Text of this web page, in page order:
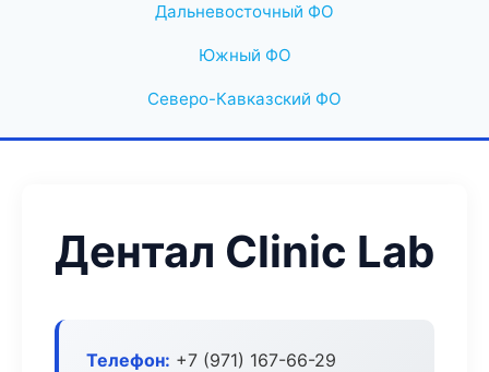
Дальневосточный ФО
Южный ФО
Северо-Кавказский ФО
Дентал Clinic Lab
Телефон: +7 (971) 167-66-29